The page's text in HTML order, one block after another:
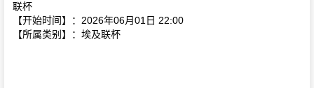
联杯
【开始时间】：2026年06月01日 22:00
【所属类别】：埃及联杯